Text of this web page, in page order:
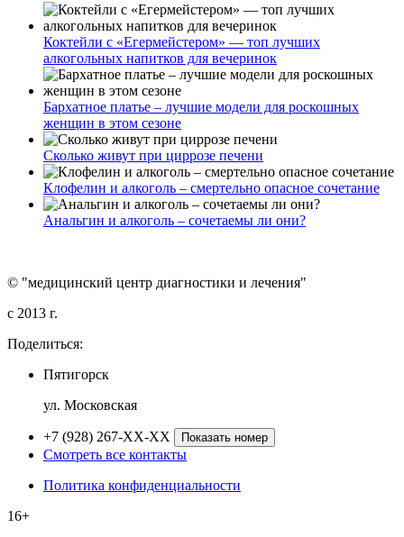
Коктейли с «Егермейстером» — топ лучших
алкогольных напитков для вечеринок
Бархатное платье – лучшие модели для роскошных
женщин в этом сезоне
Сколько живут при циррозе печени
Клофелин и алкоголь – смертельно опасное сочетание
Анальгин и алкоголь – сочетаемы ли они?
© "медицинский центр диагностики и лечения"
c 2013 г.
Поделиться:
Пятигорск
ул. Московская
+7 (928) 267-XX-XX Показать номер
Смотреть все контакты
Политика конфиденциальности
16+